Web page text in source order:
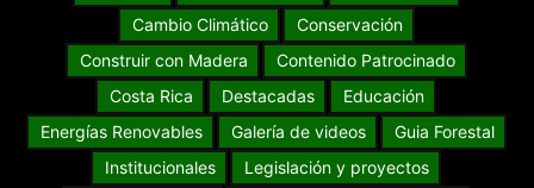
Cambio Climático
Conservación
Construir con Madera
Contenido Patrocinado
Costa Rica
Destacadas
Educación
Energías Renovables
Galería de videos
Guia Forestal
Institucionales
Legislación y proyectos